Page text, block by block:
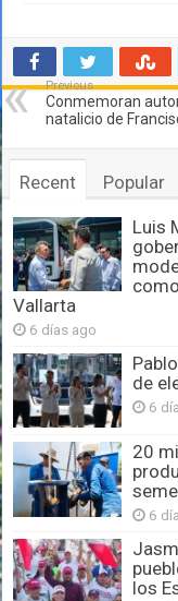
Previous
Conmemoran
natalicio de
Recent Popular
Luis
Vallarta
6 días ago
de
6
20
6
los